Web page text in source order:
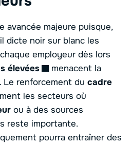
avancée majeure puisque,
dicte noir sur blanc les
employeur dès lors
élevées
menacent la
Le renforcement du cadre
les secteurs où
ou à des sources
reste importante.
pourra entraîner des